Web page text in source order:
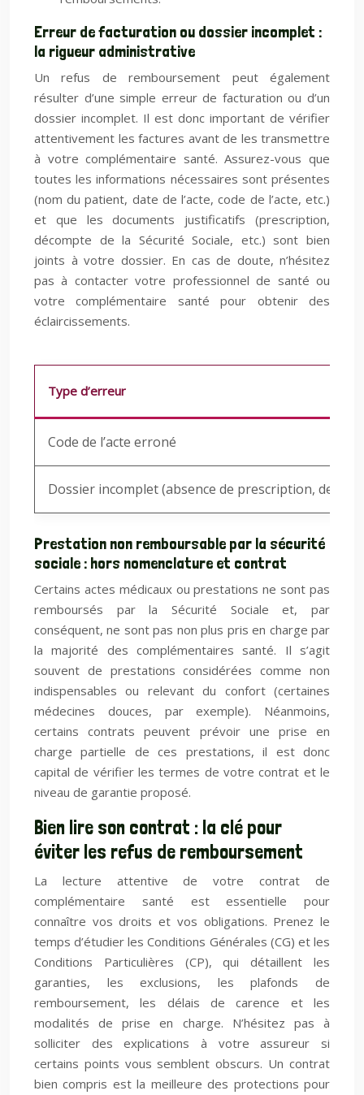
Erreur de facturation ou dossier incomplet :
la rigueur administrative
Un refus de remboursement peut également
résulter d’une simple erreur de facturation ou d’un
dossier incomplet. Il est donc important de vérifier
attentivement les factures avant de les transmettre
à votre complémentaire santé. Assurez-vous que
toutes les informations nécessaires sont présentes
(nom du patient, date de l’acte, code de l’acte, etc.)
et que les documents justificatifs (prescription,
décompte de la Sécurité Sociale, etc.) sont bien
joints à votre dossier. En cas de doute, n’hésitez
pas à contacter votre professionnel de santé ou
votre complémentaire santé pour obtenir des
éclaircissements.
Type d’erreur
Code de l’acte erroné
Dossier incomplet (absence de prescription, de
Prestation non remboursable par la sécurité
sociale : hors nomenclature et contrat
Certains actes médicaux ou prestations ne sont pas
remboursés par la Sécurité Sociale et, par
conséquent, ne sont pas non plus pris en charge par
la majorité des complémentaires santé. Il s’agit
souvent de prestations considérées comme non
indispensables ou relevant du confort (certaines
médecines douces, par exemple). Néanmoins,
certains contrats peuvent prévoir une prise en
charge partielle de ces prestations, il est donc
capital de vérifier les termes de votre contrat et le
niveau de garantie proposé.
Bien lire son contrat : la clé pour
éviter les refus de remboursement
La lecture attentive de votre contrat de
complémentaire santé est essentielle pour
connaître vos droits et vos obligations. Prenez le
temps d’étudier les Conditions Générales (CG) et les
Conditions Particulières (CP), qui détaillent les
garanties, les exclusions, les plafonds de
remboursement, les délais de carence et les
modalités de prise en charge. N’hésitez pas à
solliciter des explications à votre assureur si
certains points vous semblent obscurs. Un contrat
bien compris est la meilleure des protections pour